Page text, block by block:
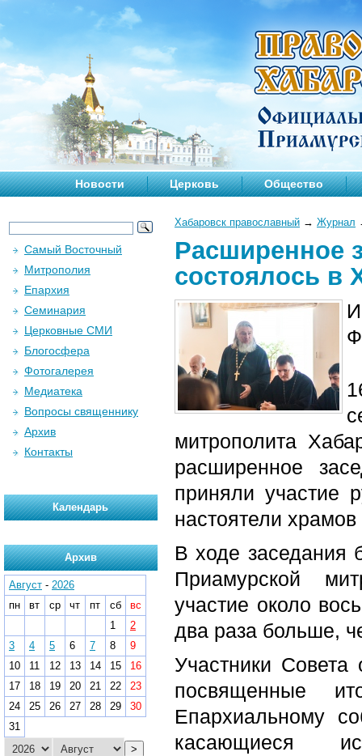
Новости Церковь Общество
Хабаровск православный → Журнал
Расширенное
состоялось в
митрополита
расширенное
приняли участие
настоятели храмов
В ходе заседания
Приамурской
участие около
два раза больше,
Участники Совета
посвященные
Епархиальному
касающиеся
Самый Восточный
Митрополия
Епархия
Семинария
Церковные СМИ
Блогосфера
Фотогалерея
Медиатека
Вопросы священнику
Архив
Контакты
Календарь
Архив
Август - 2026
пн
вт ср чт пт сб
вс
1
2
3
4 5 6 7 8
9
10
11 12 13 14 15
16
17
18 19 20 21 22
23
24
25 26 27 28 29
30
31
>